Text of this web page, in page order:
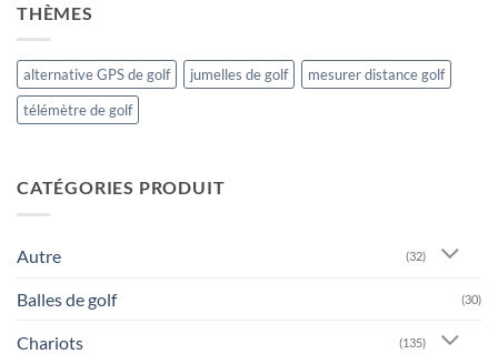
THÈMES
alternative GPS de golf jumelles de golf
mesurer distance golf
télémètre de golf
CATÉGORIES PRODUIT
Autre (32)
Balles de golf (30)
Chariots (135)